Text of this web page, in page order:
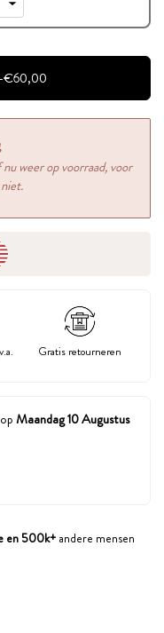
-€60,00
weer op voorraad, voor
Gratis retourneren
Maandag 10 Augustus
en 500k+ andere mensen